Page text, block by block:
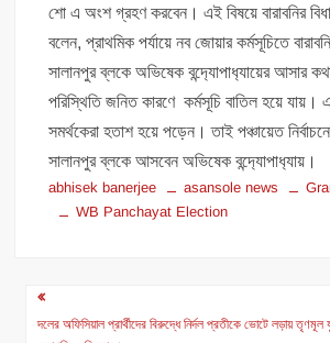
শো এ অংশ গ্রহণ করবেন। এই বিষয়ে বারাবনির
বলেন, প্রাথমিক পর্যায়ে নব জোয়ার কর্মসূচিতে
সালানপুর ব্লকে অভিষেক বন্দ‍্যোপাধ‍্যায়ের আসার
পরিস্থিতি জনিত কারণে কর্মসূচি বাতিল হয়ে যায়।
সমর্থকেরা হতাশ হয়ে পড়েন। তাই পঞ্চায়েত
সালানপুর ব্লকে আসবেন অভিষেক বন্দ‍্যোপাধ‍্যায়।
abhisek banerjee asansole news
WB Panchayat Election
Post
দলের অফিসিয়াল প্রার্থীদের বিরুদ্ধে নির্দল প্রতীকে ভোটে লড়ায়